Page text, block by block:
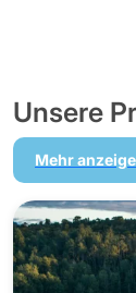
Unsere
Mehr